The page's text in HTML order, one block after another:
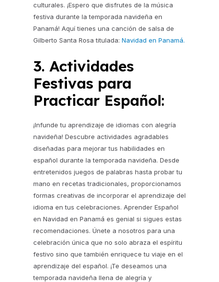
culturales. ¡Espero que disfrutes de la música
festiva durante la temporada navideña en
Panamá! Aquí tienes una canción de salsa de
Gilberto Santa Rosa titulada: Navidad en Panamá.
3. Actividades
Festivas para
Practicar Español:
¡Infunde tu aprendizaje de idiomas con alegría
navideña! Descubre actividades agradables
diseñadas para mejorar tus habilidades en
español durante la temporada navideña. Desde
entretenidos juegos de palabras hasta probar tu
mano en recetas tradicionales, proporcionamos
formas creativas de incorporar el aprendizaje del
idioma en tus celebraciones. Aprender Español
en Navidad en Panamá es genial si sigues estas
recomendaciones. Únete a nosotros para una
celebración única que no solo abraza el espíritu
festivo sino que también enriquece tu viaje en el
aprendizaje del español. ¡Te deseamos una
temporada navideña llena de alegría y